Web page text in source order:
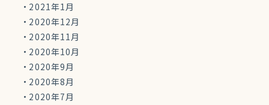
2021年1月
2020年12月
2020年11月
2020年10月
2020年9月
2020年8月
2020年7月